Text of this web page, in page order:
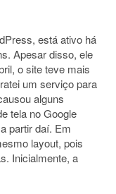
está ativo há
Apesar disso, ele
o site teve mais
um serviço para
alguns
tela no Google
partir daí. Em
layout, pois
Inicialmente, a